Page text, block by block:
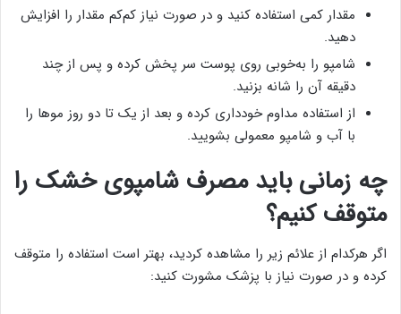
مقدار کمی استفاده کنید و در صورت نیاز کم‌کم مقدار را افزایش
دهید.
شامپو را به‌خوبی روی پوست سر پخش کرده و پس از چند
دقیقه آن را شانه بزنید.
از استفاده مداوم خودداری کرده و بعد از یک تا دو روز موها را
با آب و شامپو معمولی بشویید.
چه زمانی باید مصرف شامپوی خشک را
متوقف کنیم؟
اگر هرکدام از علائم زیر را مشاهده کردید، بهتر است استفاده را متوقف
کرده و در صورت نیاز با پزشک مشورت کنید: